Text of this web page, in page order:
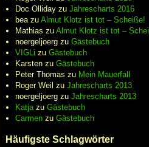
Doc Ollidayzu Jahrescharts 2016
beazu Almut Klotz ist tot – Scheiße!
Mathias zu Almut Klotz ist tot –
noergeljoergzu Gästebuch
VIGLi zu Gästebuch
Karstenzu Gästebuch
Peter Thomas zu Mein Mauerfall
Roger Weil zu Jahrescharts 2013
noergeljoergzu Jahrescharts 2013
Katjazu Gästebuch
Carmenzu Gästebuch
Häufigste Schlagwörter